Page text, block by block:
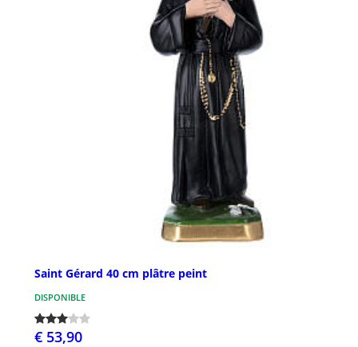
Saint Gérard 40 cm plâtre peint
DISPONIBLE
€ 53,90